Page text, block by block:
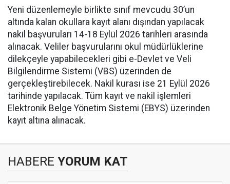
Yeni düzenlemeyle birlikte sınıf mevcudu 30’un
altında kalan okullara kayıt alanı dışından yapılacak
nakil başvuruları 14-18 Eylül 2026 tarihleri arasında
alınacak. Veliler başvurularını okul müdürlüklerine
dilekçeyle yapabilecekleri gibi e-Devlet ve Veli
Bilgilendirme Sistemi (VBS) üzerinden de
gerçekleştirebilecek. Nakil kurası ise 21 Eylül 2026
tarihinde yapılacak. Tüm kayıt ve nakil işlemleri
Elektronik Belge Yönetim Sistemi (EBYS) üzerinden
kayıt altına alınacak.
HABERE YORUM KAT